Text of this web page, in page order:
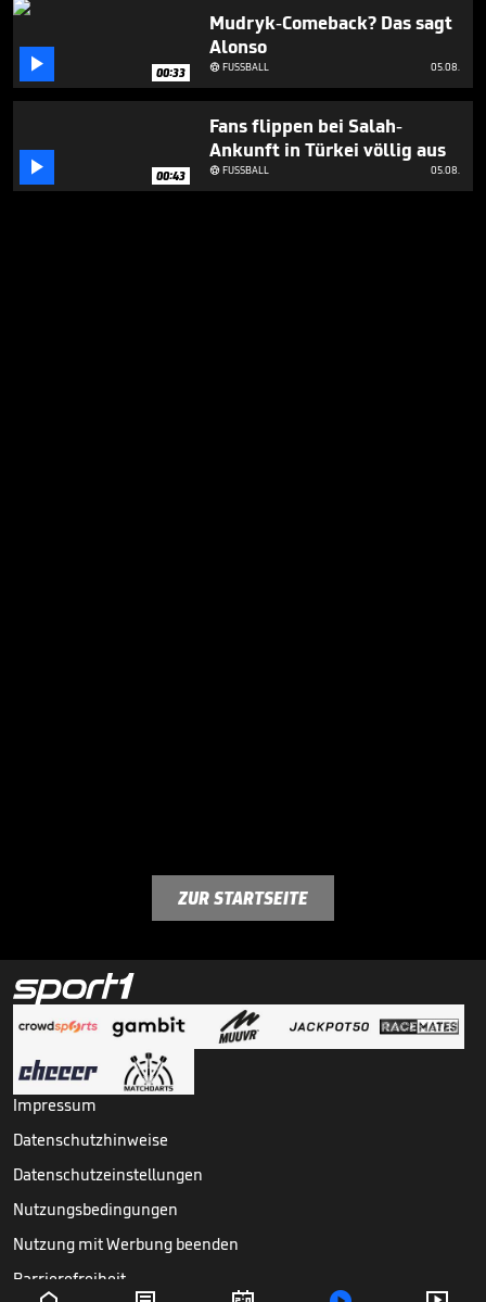
 00:33
Mudryk-Comeback? Das sagt
Alonso
FUSSBALL 05.08.
 00:43
Fans flippen bei Salah-
Ankunft in Türkei völlig aus
FUSSBALL 05.08.
ZUR STARTSEITE
Impressum
Datenschutzhinweise
Datenschutzeinstellungen
Nutzungsbedingungen
Nutzung mit Werbung beenden
Barrierefreiheit